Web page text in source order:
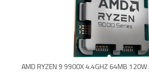
AMD RYZEN 9 9900X 4.4GHZ 64MB 120W